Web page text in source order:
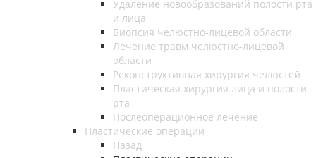
Удаление новообразований полости рта
и лица
Биопсия челюстно-лицевой области
Лечение травм челюстно-лицевой
области
Реконструктивная хирургия челюстей
Пластическая хирургия лица и полости
рта
Послеоперационное лечение
Пластические операции
Назад